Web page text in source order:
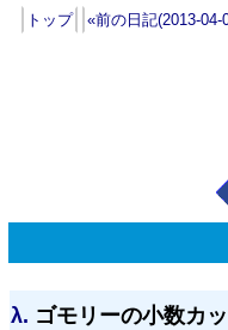
トップ «前の日記(2013-04-
λ. ゴモリーの小数カ